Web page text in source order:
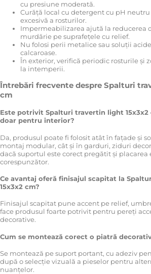
cu presiune moderată.
Curăță local cu detergent cu pH neutru
excesivă a rosturilor.
Impermeabilizarea ajută la reducerea
murdărie pe suprafețele cu relief.
Nu folosi perii metalice sau soluții
calcaroase.
În exterior, verifică periodic rosturile și
la intemperii.
Întrebări frecvente despre Spalturi
cm
Este potrivit Spalturi travertin light
doar pentru interior?
Da, produsul poate fi folosit atât în fațade și
montaj modular, cât și în garduri, ziduri
dacă suportul este corect pregătit și placarea
corespunzător.
Ce avantaj oferă finisajul scapitat la
15x3x2 cm?
Finisajul scapitat pune accent pe relief,
face produsul foarte potrivit pentru pereți
decorative.
Cum se montează corect o piatră
Se montează pe suport portant, cu adeziv
după o selecție vizuală a pieselor pentru
nuanțelor.